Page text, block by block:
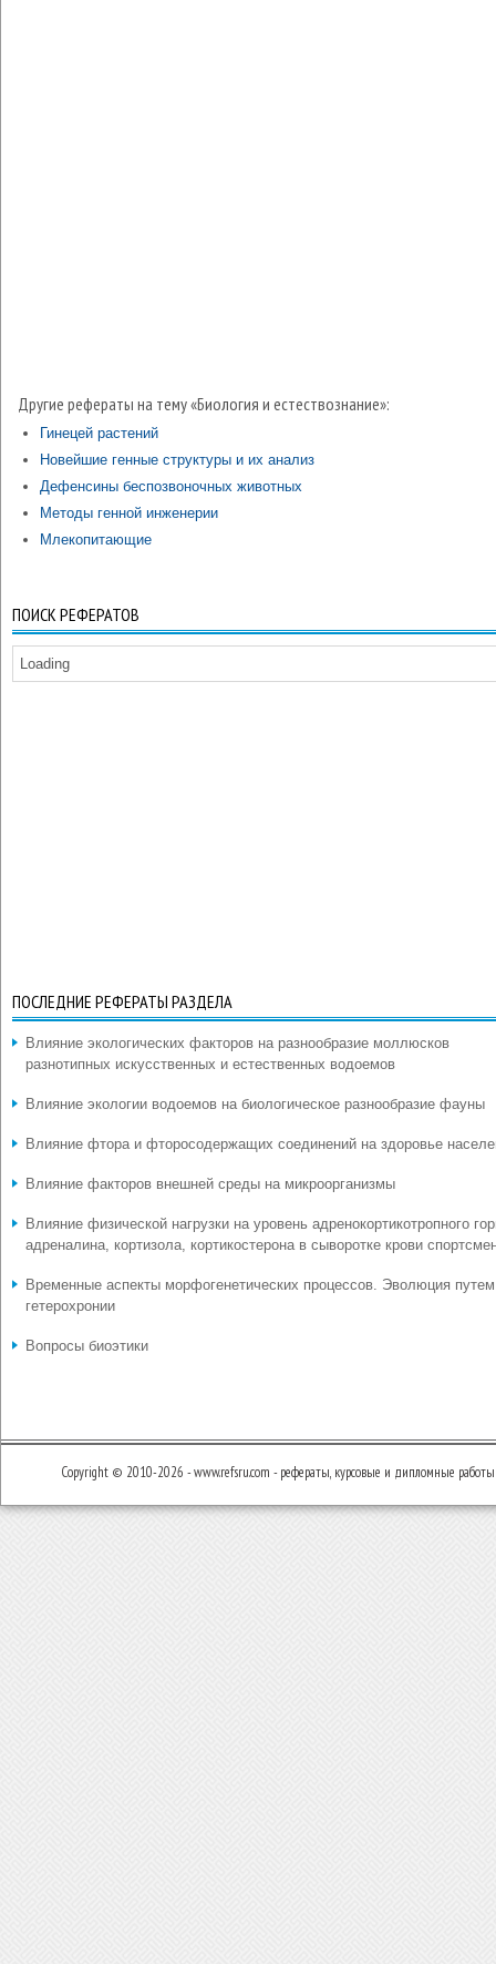
Другие рефераты на тему «Биология и естествознание»:
Гинецей растений
Новейшие генные структуры и их анализ
Дефенсины беспозвоночных животных
Методы генной инженерии
Млекопитающие
ПОИСК РЕФЕРАТОВ
Loading
ПОСЛЕДНИЕ РЕФЕРАТЫ РАЗДЕЛА
Влияние экологических факторов на разнообразие моллюсков
разнотипных искусственных и естественных водоемов
Влияние экологии водоемов на биологическое разнообразие фауны
Влияние фтора и фторосодержащих соединений на здоровье
Влияние факторов внешней среды на микроорганизмы
Влияние физической нагрузки на уровень адренокортикотропного
адреналина, кортизола, кортикостерона в сыворотке крови
Временные аспекты морфогенетических процессов. Эволюция путем
гетерохронии
Вопросы биоэтики
Copyright © 2010-2026 - www.refsru.com - рефераты, курсовые и дипломные работы